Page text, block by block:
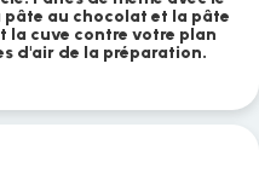
au chocolat et la pâte
la cuve contre votre plan
d'air de la préparation.